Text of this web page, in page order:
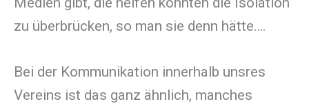
zu überbrücken, so man sie denn hätte….
Bei der Kommunikation innerhalb unsres
Vereins ist das ganz ähnlich, manches